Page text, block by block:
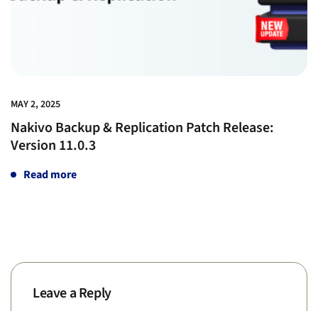
MAY 2, 2025
Nakivo Backup & Replication Patch Release:
Version 11.0.3
Read more
Leave a Reply